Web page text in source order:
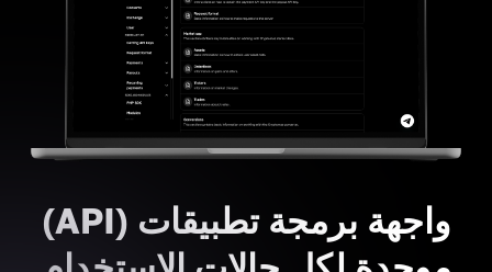
واجهة برمجة تطبيقات (API)